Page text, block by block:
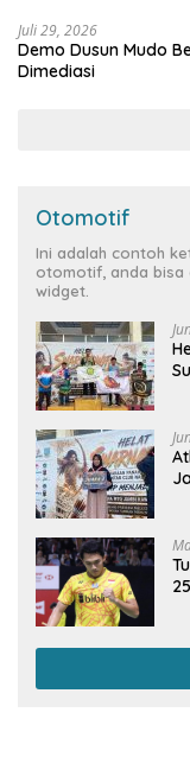
Juli 29, 2026
Demo Dusun Mudo
Dimediasi
Otomotif
Ini adalah contoh
otomotif, anda bisa
widget.